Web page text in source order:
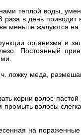
теплой воды,
в день приводит
меньше жалуются на
организма и
Постоянный
меда,
волос пастой
волосы
на пораженные